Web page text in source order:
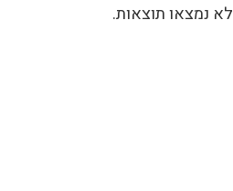
לא נמצאו תוצאות.